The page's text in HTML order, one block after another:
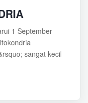
1 September
sangat kecil